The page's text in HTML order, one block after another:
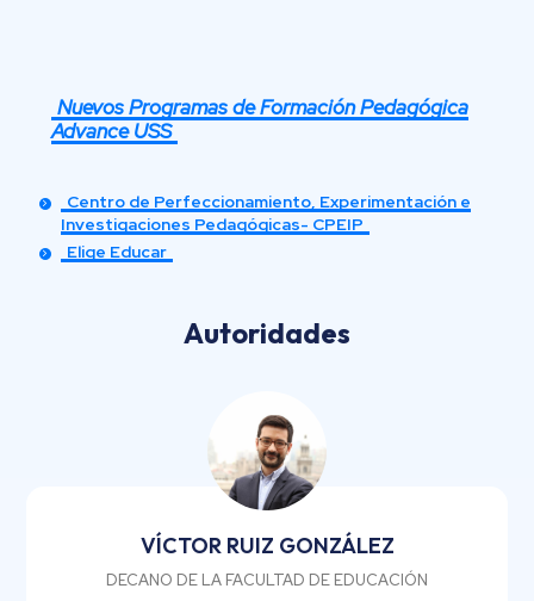
Nuevos Programas de Formación Pedagógica
Advance USS
Centro de Perfeccionamiento, Experimentación e
Investigaciones Pedagógicas- CPEIP
Elige Educar
Autoridades
VÍCTOR RUIZ GONZÁLEZ
DECANO DE LA FACULTAD DE EDUCACIÓN